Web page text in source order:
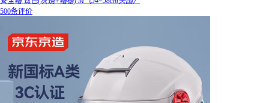
500条评价